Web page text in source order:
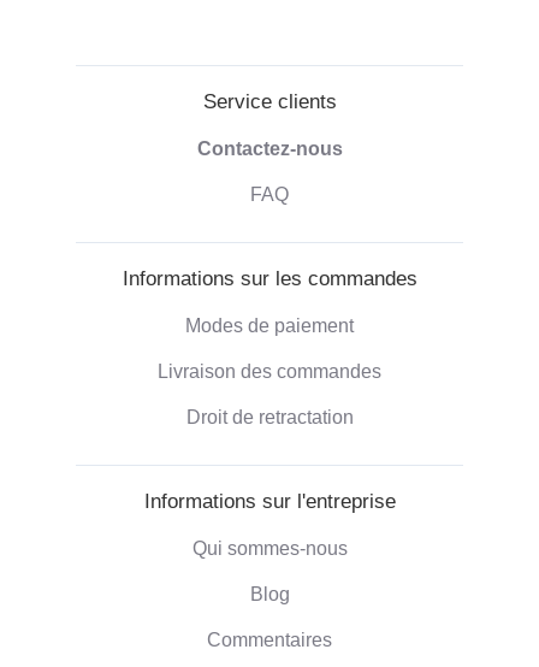
Service clients
Contactez-nous
FAQ
Informations sur les commandes
Modes de paiement
Livraison des commandes
Droit de retractation
Informations sur l'entreprise
Qui sommes-nous
Blog
Commentaires